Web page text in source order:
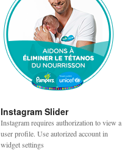
Instagram Slider
Instagram requires authorization to view a
user profile. Use autorized account in
widget settings